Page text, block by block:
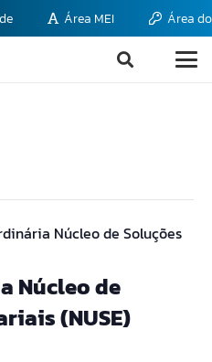
Área MEI Área
Núcleo de Soluções
Núcleo de
(NUSE)